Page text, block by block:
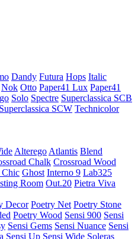
Dandy Futura Hops Italic
Nok Otto Paper41 Lux Paper41
Solo Spectre Superclassica SCB
Superclassica SCW Technicolor
Alterego Atlantis Blend
Chalk Crossroad Wood
Chic Ghost Interno 9 Lab325
Room Out.20 Pietra Viva
Decor Poetry Net Poetry Stone
Poetry Wood Sensi 900 Sensi
Sensi Gems Sensi Nuance Sensi
Sensi Up Sensi Wide Soleras